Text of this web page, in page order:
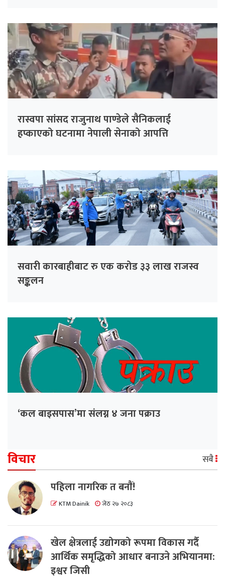
रास्वपा सांसद राजुनाथ पाण्डेले सैनिकलाई
हप्काएको घटनामा नेपाली सेनाको आपत्ति
सवारी कारबाहीबाट रु एक करोड ३३ लाख राजस्व
सङ्कलन
‘कल बाइसपास’मा संलग्न ४ जना पक्राउ
विचार सबै
पहिला नागरिक त बनाैं!
KTM Dainik जेठ २७ २०८३
खेल क्षेत्रलाई उद्योगको रूपमा विकास गर्दै
आर्थिक समृद्धिको आधार बनाउने अभियानमा:
इश्वर जिसी